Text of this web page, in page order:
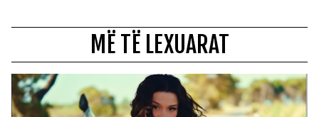
MË TË LEXUARAT